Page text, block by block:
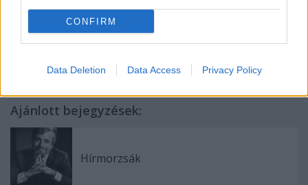
CONFIRM
Data Deletion Data Access Privacy Policy
Címkék:into the woods
Ajánlott bejegyzések:
Hírmorzsák